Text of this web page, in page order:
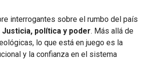
interrogantes sobre el rumbo del país
Justicia, política y poder. Más allá de
lo que está en juego es la
y la confianza en el sistema